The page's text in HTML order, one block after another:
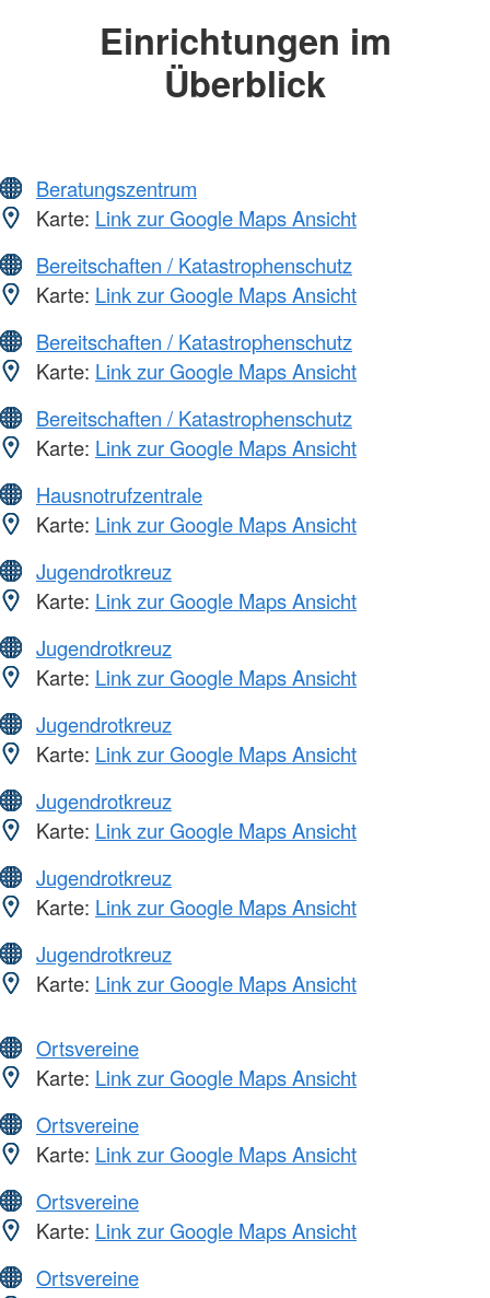
Einrichtungen im
Überblick
Beratungszentrum
Karte: Link zur Google Maps Ansicht
Bereitschaften / Katastrophenschutz
Karte: Link zur Google Maps Ansicht
Bereitschaften / Katastrophenschutz
Karte: Link zur Google Maps Ansicht
Bereitschaften / Katastrophenschutz
Karte: Link zur Google Maps Ansicht
Hausnotrufzentrale
Karte: Link zur Google Maps Ansicht
Jugendrotkreuz
Karte: Link zur Google Maps Ansicht
Jugendrotkreuz
Karte: Link zur Google Maps Ansicht
Jugendrotkreuz
Karte: Link zur Google Maps Ansicht
Jugendrotkreuz
Karte: Link zur Google Maps Ansicht
Jugendrotkreuz
Karte: Link zur Google Maps Ansicht
Jugendrotkreuz
Karte: Link zur Google Maps Ansicht
Ortsvereine
Karte: Link zur Google Maps Ansicht
Ortsvereine
Karte: Link zur Google Maps Ansicht
Ortsvereine
Karte: Link zur Google Maps Ansicht
Ortsvereine